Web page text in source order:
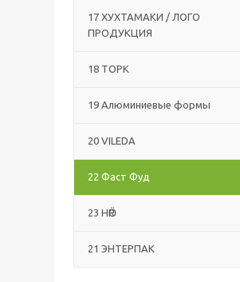
17 ХУХТАМАКИ / ЛОГО
ПРОДУКЦИЯ
18 ТОРК
19 Алюминиевые формы
20 VILEDA
22 Фаст Фуд
23 HӦR
21 ЭНТЕРПАК